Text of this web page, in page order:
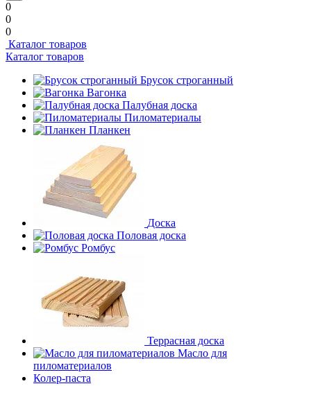
0
0
0
Каталог товаров
Каталог товаров
Брусок строганный
Вагонка
Палубная доска
Пиломатериалы
Планкен
Доска
Половая доска
Ромбус
Террасная доска
Масло для
пиломатериалов
Колер-паста